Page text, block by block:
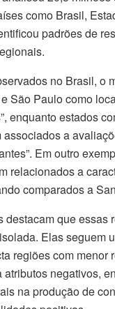
como Brasil,
padrões de
no Brasil, o
São Paulo como
enquanto estados
a
Em outro
relacionados a
comparados a
destacam que essas
Elas seguem
regiões com menor
negativos,
na produção de